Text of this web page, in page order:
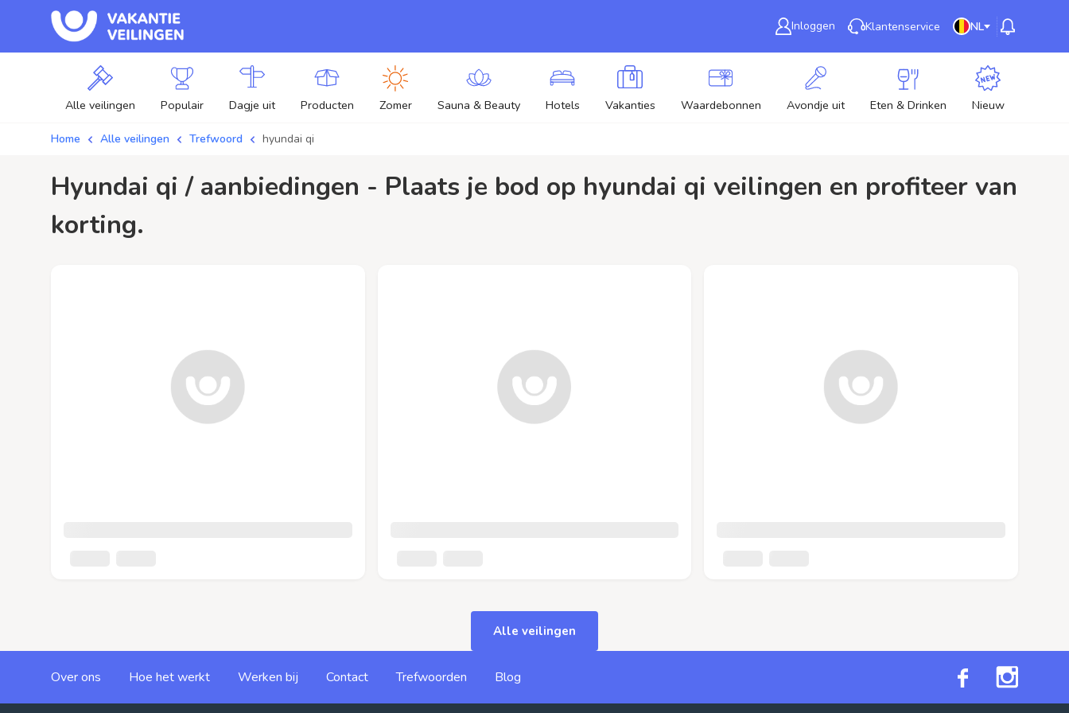
Inloggen Klantenservice NL
Alle veilingen Populair Dagje uit Producten Zomer Sauna & Beauty Hotels Vakanties Waardebonnen Avondje uit Eten & Drinken Nieuw
Home Alle veilingen Trefwoord hyundai qi
hyundai qi / aanbiedingen - Plaats je bod op hyundai qi veilingen en profiteer van
korting.
Alle veilingen
Over ons Hoe het werkt Werken bij Contact Trefwoorden Blog